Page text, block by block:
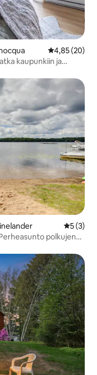
4,85 (20)
kaupunkiin ja
5 (3)
polkujen